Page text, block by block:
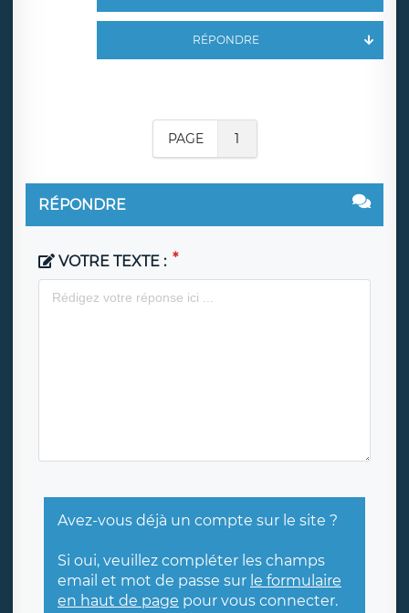
RÉPONDRE
PAGE 1
RÉPONDRE
VOTRE TEXTE :
Avez-vous déjà un compte sur le site ?
Si oui, veuillez compléter les champs
email et mot de passe sur le formulaire
en haut de page pour vous connecter.